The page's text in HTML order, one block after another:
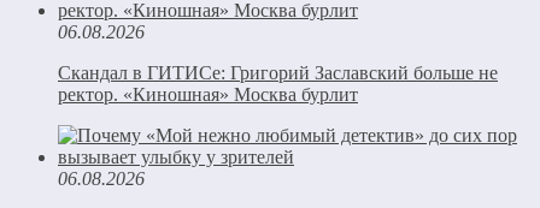
06.08.2026
Скандал в ГИТИСе: Григорий Заславский больше не
ректор. «Киношная» Москва бурлит
06.08.2026